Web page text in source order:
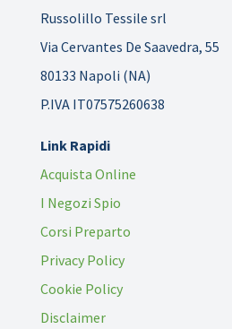
Russolillo Tessile srl
Via Cervantes De Saavedra, 55
80133 Napoli (NA)
P.IVA IT07575260638
Link Rapidi
Acquista Online
I Negozi Spio
Corsi Preparto
Privacy Policy
Cookie Policy
Disclaimer